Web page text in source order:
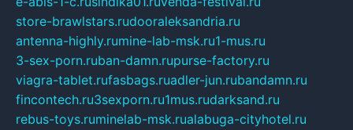
store-brawlstars.rudooraleksandria.ru
antenna-highly.rumine-lab-msk.ru1-mus.ru
3-sex-porn.ruban-damn.rupurse-factory.ru
viagra-tablet.rufasbags.ruadler-jun.rubandamn.ru
fincontech.ru3sexporn.ru1mus.rudarksand.ru
rebus-toys.ruminelab-msk.rualabuga-cityhotel.ru